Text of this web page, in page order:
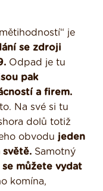
je
se zdroji
Odpad je tu
pak
a firem.
Na své si tu
dolů totiž
obvodu jeden
světě. Samotný
můžete vydat
komína,